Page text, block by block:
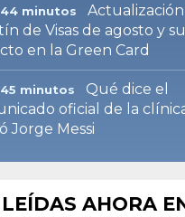
minutos
Actualización
de Visas de agosto y su
en la Green Card
minutos
Qué dice el
oficial de la
Jorge Messi
AHORA